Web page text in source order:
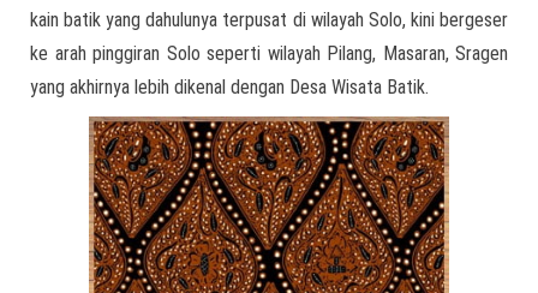
kain batik yang dahulunya terpusat di wilayah Solo, kini bergeser
ke arah pinggiran Solo seperti wilayah Pilang, Masaran, Sragen
yang akhirnya lebih dikenal dengan Desa Wisata Batik.